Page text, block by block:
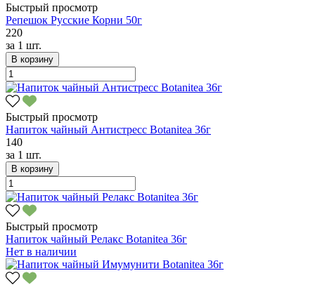
Быстрый просмотр
Репешок Русские Корни 50г
220
за 1 шт.
В корзину
Быстрый просмотр
Напиток чайный Антистресс Botanitea 36г
140
за 1 шт.
В корзину
Быстрый просмотр
Напиток чайный Релакс Botanitea 36г
Нет в наличии